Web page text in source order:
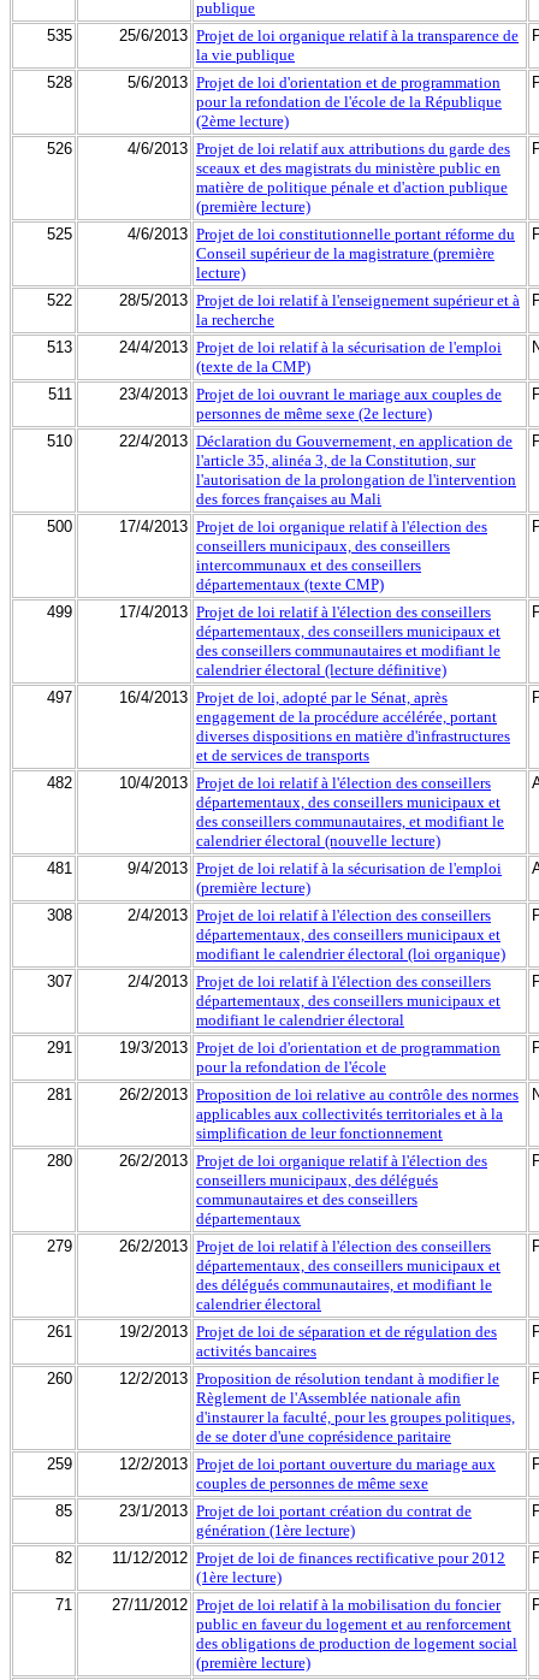
publique
535
25/6/2013 Projet de loi organique relatif à la transparence de
la vie publique
528 5/6/2013 Projet de loi d'orientation et de programmation
pour la refondation de l'école de la République
(2ème lecture)
526 4/6/2013 Projet de loi relatif aux attributions du garde des
sceaux et des magistrats du ministère public en
matière de politique pénale et d'action publique
(première lecture)
525 4/6/2013 Projet de loi constitutionnelle portant réforme du
Conseil supérieur de la magistrature (première
lecture)
522 28/5/2013 Projet de loi relatif à l'enseignement supérieur et à
la recherche
513 24/4/2013 Projet de loi relatif à la sécurisation de l'emploi
(texte de la CMP)
511 23/4/2013 Projet de loi ouvrant le mariage aux couples de
personnes de même sexe (2e lecture)
510 22/4/2013 Déclaration du Gouvernement, en application de
l'article 35, alinéa 3, de la Constitution, sur
l'autorisation de la prolongation de l'intervention
des forces françaises au Mali
500 17/4/2013 Projet de loi organique relatif à l'élection des
conseillers municipaux, des conseillers
intercommunaux et des conseillers
départementaux (texte CMP)
499 17/4/2013 Projet de loi relatif à l'élection des conseillers
départementaux, des conseillers municipaux et
des conseillers communautaires et modifiant le
calendrier électoral (lecture définitive)
497 16/4/2013 Projet de loi, adopté par le Sénat, après
engagement de la procédure accélérée, portant
diverses dispositions en matière d'infrastructures
et de services de transports
482 10/4/2013 Projet de loi relatif à l'élection des conseillers
départementaux, des conseillers municipaux et
des conseillers communautaires, et modifiant le
calendrier électoral (nouvelle lecture)
481 9/4/2013 Projet de loi relatif à la sécurisation de l'emploi
(première lecture)
308 2/4/2013 Projet de loi relatif à l'élection des conseillers
départementaux, des conseillers municipaux et
modifiant le calendrier électoral (loi organique)
307 2/4/2013 Projet de loi relatif à l'élection des conseillers
départementaux, des conseillers municipaux et
modifiant le calendrier électoral
291 19/3/2013 Projet de loi d'orientation et de programmation
pour la refondation de l'école
281 26/2/2013 Proposition de loi relative au contrôle des normes
applicables aux collectivités territoriales et à la
simplification de leur fonctionnement
280 26/2/2013 Projet de loi organique relatif à l'élection des
conseillers municipaux, des délégués
communautaires et des conseillers
départementaux
279 26/2/2013 Projet de loi relatif à l'élection des conseillers
départementaux, des conseillers municipaux et
des délégués communautaires, et modifiant le
calendrier électoral
261 19/2/2013 Projet de loi de séparation et de régulation des
activités bancaires
260 12/2/2013 Proposition de résolution tendant à modifier le
Règlement de l'Assemblée nationale afin
d'instaurer la faculté, pour les groupes politiques,
de se doter d'une coprésidence paritaire
259 12/2/2013 Projet de loi portant ouverture du mariage aux
couples de personnes de même sexe
85 23/1/2013 Projet de loi portant création du contrat de
génération (1ère lecture)
82 11/12/2012 Projet de loi de finances rectificative pour 2012
(1ère lecture)
71 27/11/2012 Projet de loi relatif à la mobilisation du foncier
public en faveur du logement et au renforcement
des obligations de production de logement social
(première lecture)